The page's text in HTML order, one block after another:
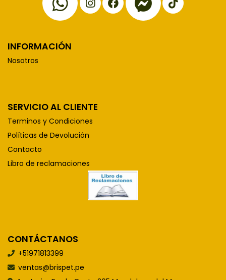
INFORMACIÓN
Nosotros
SERVICIO AL CLIENTE
Terminos y Condiciones
Políticas de Devolución
Contacto
Libro de reclamaciones
CONTÁCTANOS
+51971813399
ventas@brispet.pe